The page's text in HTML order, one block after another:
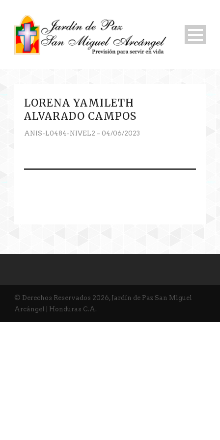
LORENA YAMILETH
ALVARADO CAMPOS
ANIS-L0484-NIVEL2 – 04/06/2023
© Derechos Reservados 2026, Jardín de Paz San Miguel
Arcángel | Honduras C.A.